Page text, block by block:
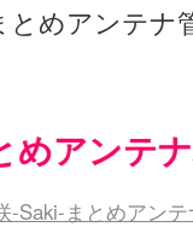
とめアンテナ
めアンテ
-Saki-まとめアン